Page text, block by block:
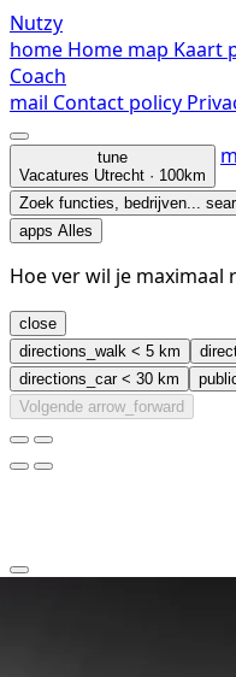
Nutzy
home Home map Kaart
Coach
mail Contact policy
tune
Vacatures Utrecht · 100km
Zoek functies, bedrijven...
apps Alles
Hoe ver wil je maximaal
close
directions_walk < 5 km
directions_car< 30 km
Volgende arrow_forward